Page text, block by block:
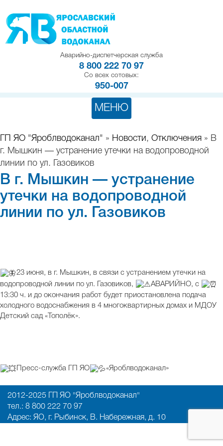
Аварийно-диспетчерская служба
8 800 222 70 97
Со всех сотовых:
950-007
МЕНЮ
ГП ЯО "Яроблводоканал" » Новости, Отключения » В
г. Мышкин — устранение утечки на водопроводной
линии по ул. Газовиков
В г. Мышкин — устранение
утечки на водопроводной
линии по ул. Газовиков
23 июня, в г. Мышкин, в связи с устранением утечки на
водопроводной линии по ул. Газовиков,
АВАРИЙНО, с
13:30 ч. и до окончания работ будет приостановлена подача
холодного водоснабжения в 4 многоквартирных домах и МДОУ
Детский сад «Тополёк».
Пресс-служба ГП ЯО «Яроблводоканал»
2012-2025 ГП ЯО "Яроблводоканал"
тел.: 8 800 222 70 97
Адрес: ЯО, г. Рыбинск, В. Набережная, д. 10